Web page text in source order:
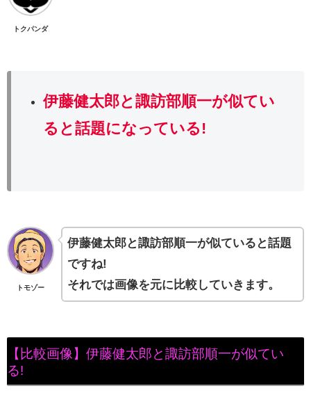
トクパンダ
伊藤健太郎と諏訪部順一が似てい
ると話題になっている!
トモゾー
伊藤健太郎と諏訪部順一が似ていると話題
ですね!
それでは画像を元に比較していきます。
【比較画像】伊藤健太郎と諏訪部順一が似てい
る!